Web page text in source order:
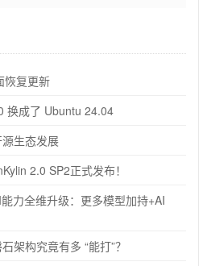
恢复更新
换成了 Ubuntu 24.04
生态发展
2.0 SP2正式发布！
力全维升级：更多模型加持+AI
架构究竟有多 “能打”？